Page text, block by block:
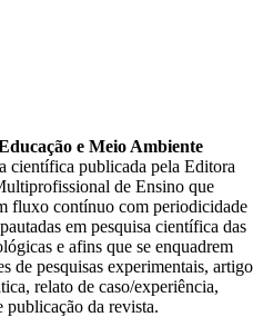
e Meio Ambiente
científica publicada pela Editora
de Ensino que
fluxo contínuo com periodicidade
em pesquisa científica das
e afins que se enquadrem
de pesquisas experimentais, artigo
relato de caso/experiência,
publicação da revista.